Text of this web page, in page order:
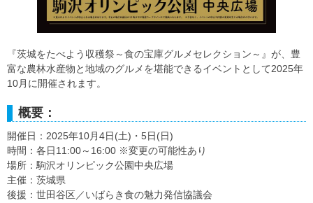
『茨城をたべよう収穫祭～食の宝庫グルメセレクション～』が、豊
富な農林水産物と地域のグルメを堪能できるイベントとして2025年
10月に開催されます。
概要：
開催日：2025年10月4日(土)・5日(日)
時間：各日11:00～16:00 ※変更の可能性あり
場所：駒沢オリンピック公園中央広場
主催：茨城県
後援：世田谷区／いばらき食の魅力発信協議会